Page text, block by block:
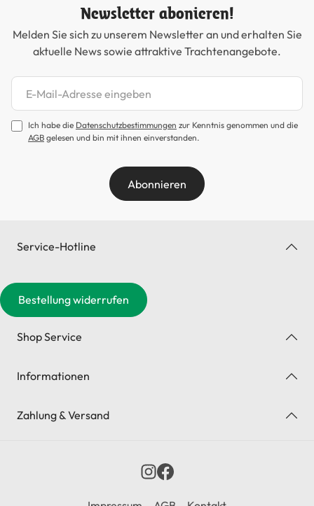
Newsletter abonieren!
Melden Sie sich zu unserem Newsletter an und erhalten Sie
aktuelle News sowie attraktive Trachtenangebote.
Newsletter abonnieren
Ich habe die Datenschutzbestimmungen zur Kenntnis genommen und die
AGB gelesen und bin mit ihnen einverstanden.
Abonnieren
Service-Hotline
Bestellung widerrufen
Shop Service
Informationen
Zahlung & Versand